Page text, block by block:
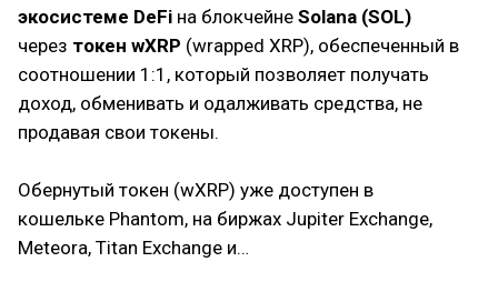
экосистеме DeFi на блокчейне Solana (SOL)
через токен wXRP (wrapped XRP), обеспеченный в
соотношении 1:1, который позволяет получать
доход, обменивать и одалживать средства, не
продавая свои токены.
Обернутый токен (wXRP) уже доступен в
кошельке Phantom, на биржах Jupiter Exchange,
Meteora, Titan Exchange и…